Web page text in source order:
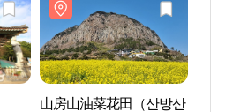
山房山油菜花田（산방산